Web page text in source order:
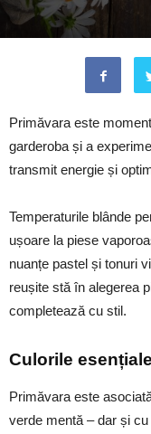
Primăvara este
garderoba și a
transmit energie și
Temperaturile blânde
ușoare la piese
nuanțe pastel și tonuri
reușite stă în alegerea
completează cu stil.
Culorile
Primăvara este
verde mentă – dar și